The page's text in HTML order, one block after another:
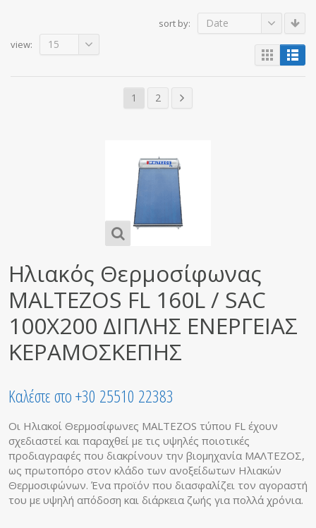
sort by: Date
1 2
view: 15
Ηλιακός Θερμοσίφωνας
MALTEZOS FL 160L / SAC
100X200 ΔΙΠΛΗΣ ΕΝΕΡΓΕΙΑΣ
ΚΕΡΑΜΟΣΚΕΠΗΣ
Καλέστε στο +30 25510 22383
Οι Ηλιακοί Θερμοσίφωνες MALTEZOS τύπου FL έχουν
σχεδιαστεί και παραχθεί με τις υψηλές ποιοτικές
προδιαγραφές που διακρίνουν την βιομηχανία ΜΑΛΤΕΖΟΣ,
ως πρωτοπόρο στον κλάδο των ανοξείδωτων Ηλιακών
Θερμοσιφώνων. Ένα προϊόν που διασφαλίζει τον αγοραστή
του με υψηλή απόδοση και διάρκεια ζωής για πολλά χρόνια.